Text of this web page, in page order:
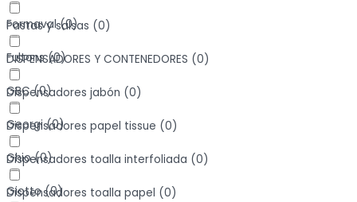
Formaval (0)
Fultons (0)
GBC (0)
Georgi (0)
Ghio (0)
Giotto (0)
Pastas y salsas (0)
DISPENSADORES Y CONTENEDORES (0)
Dispensadores jabón (0)
Dispensadores papel tissue (0)
Dispensadores toalla interfoliada (0)
Dispensadores toalla papel (0)